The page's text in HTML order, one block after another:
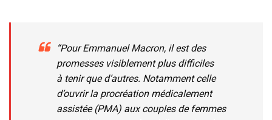
“Pour Emmanuel Macron, il est des
promesses visiblement plus difficiles
à tenir que d’autres. Notamment celle
d’ouvrir la procréation médicalement
assistée (PMA) aux couples de femmes